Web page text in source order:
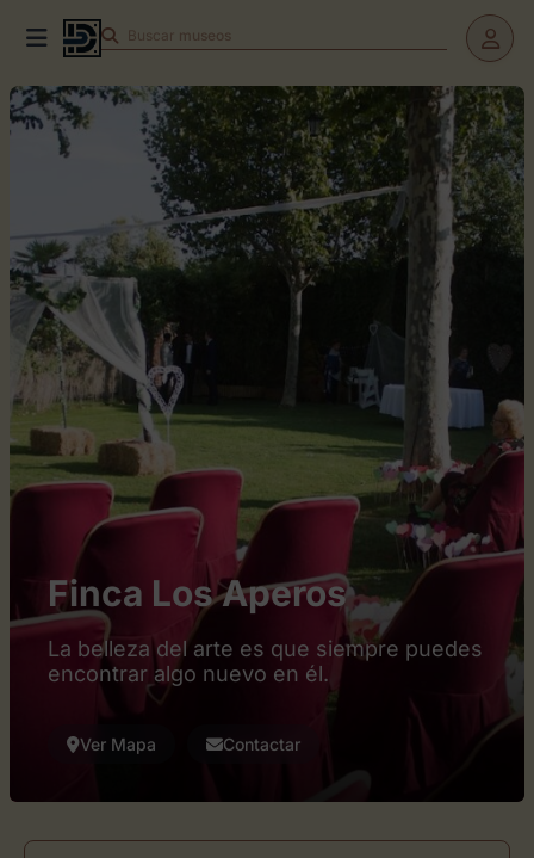
Buscar museos
Finca Los Aperos
La belleza del arte es que siempre puedes
encontrar algo nuevo en él.
Ver Mapa Contactar